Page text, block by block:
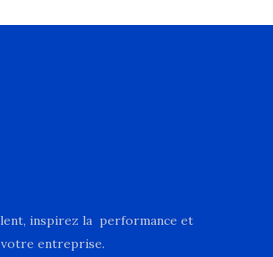
inspirez la performance et
entreprise.